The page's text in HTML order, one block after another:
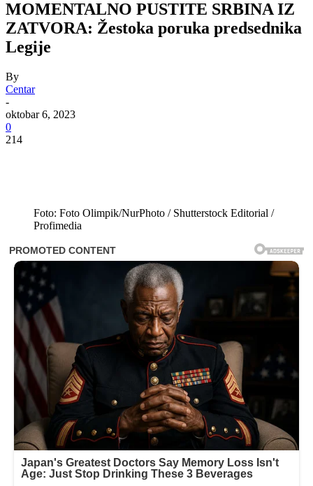
MOMENTALNO PUSTITE SRBINA IZ
ZATVORA: Žestoka poruka predsednika
Legije
By
Centar
-
oktobar 6, 2023
0
214
Foto: Foto Olimpik/NurPhoto / Shutterstock Editorial /
Profimedia